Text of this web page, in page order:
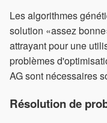
Les algorithmes
solution «assez
attrayant pour une
problèmes
AG sont nécessaires
Résolution de